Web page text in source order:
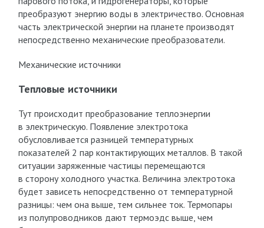
преобразуют энергию воды в электричество. Основная
часть электрической энергии на планете производят
непосредственно механические преобразователи.
Механические источники
Тепловые источники
Тут происходит преобразование теплоэнергии
в электрическую. Появление электротока
обусловливается разницей температурных
показателей 2 пар контактирующих металлов. В такой
ситуации заряженные частицы перемещаются
в сторону холодного участка. Величина электротока
будет зависеть непосредственно от температурной
разницы: чем она выше, тем сильнее ток. Термопары
из полупроводников дают термоэдс выше, чем